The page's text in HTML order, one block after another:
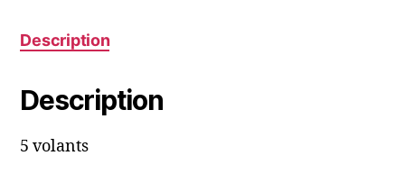
Description
Description
5 volants